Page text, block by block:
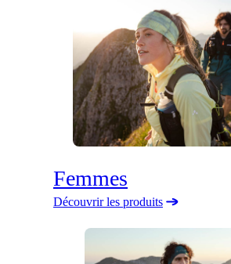
Femmes
Découvrir les produits